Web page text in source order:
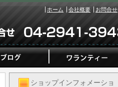
ホーム 会社概要 お問合せ
ショップインフォメーショ